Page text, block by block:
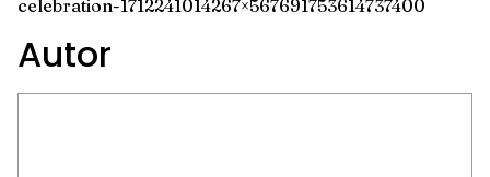
celebration-1712241014267×567691753614737400
Autor